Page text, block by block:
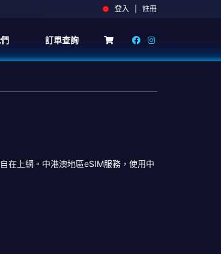
登入 | 註冊
訂單查詢
在上網。中港澳地區eSIM服務，使用中